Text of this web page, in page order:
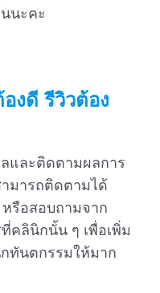
นะคะ
งดี รีวิวต้อง
และติดตามผลการ
มารถติดตามได้
รือสอบถามจาก
คลินิกนั้น ๆ เพื่อเพิ่ม
ทันตกรรมให้มาก